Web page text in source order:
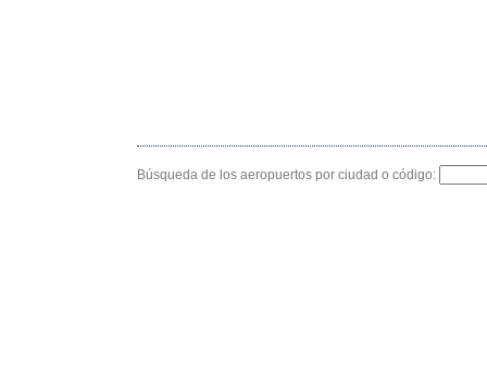
Búsqueda de los aeropuertos por ciudad o código: